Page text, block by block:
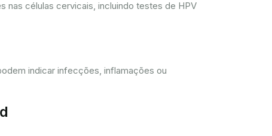
nas células cervicais, incluindo testes de HPV
indicar infecções, inflamações ou